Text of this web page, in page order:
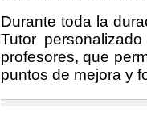
Durante toda la
Tutor
profesores, que
puntos de mejora y